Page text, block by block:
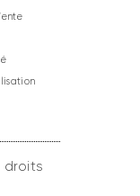
droits